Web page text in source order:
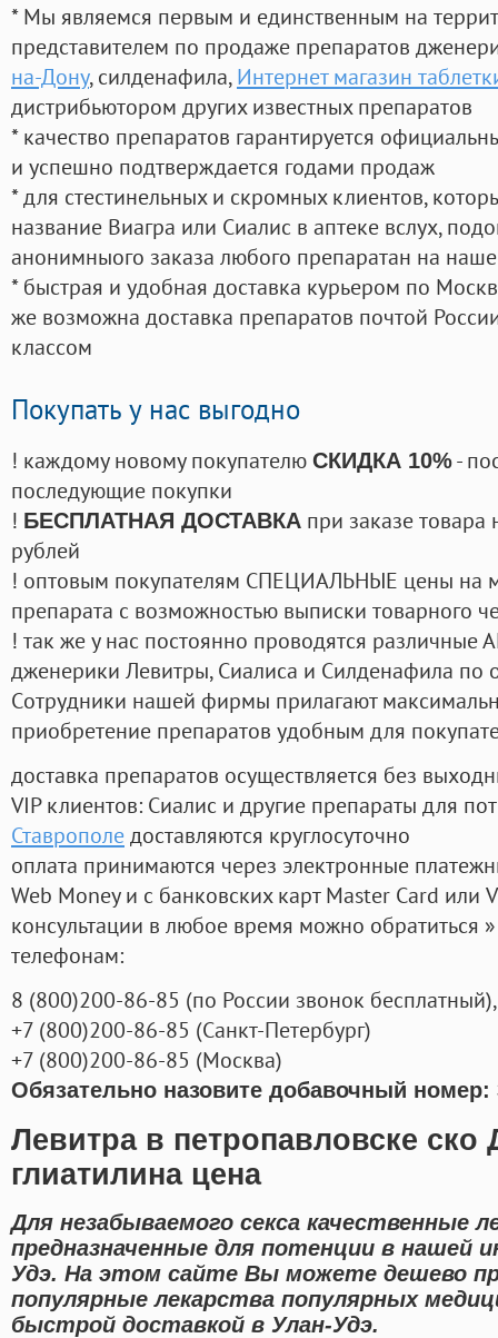
* Мы являемся первым и единственным на
представителем по продаже препаратов
на-Дону, силденафила, Интернет магазин
дистрибьютором других известных препаратов
* качество препаратов гарантируется
и успешно подтверждается годами продаж
* для стестинельных и скромных клиентов,
название Виагра или Сиалис в аптеке вслух,
анонимныого заказа любого препаратан на
* быстрая и удобная доставка курьером по
же возможна доставка препаратов почтой
классом
Покупать у нас выгодно
! каждому новому покупателю СКИДКА 10%-
последующие покупки
! БЕСПЛАТНАЯ ДОСТАВКА при заказе
рублей
! оптовым покупателям СПЕЦИАЛЬНЫЕ цены на
препарата с возможностью выписки товарного
! так же у нас постоянно проводятся
дженерики Левитры, Сиалиса и Силденафила по
Cотрудники нашей фирмы прилагают
приобретение препаратов удобным для
доставка препаратов осуществляется без
VIP клиентов: Сиалис и другие препараты для
Ставрополедоставляются круглосуточно
оплата принимаются через электронные
Web Money и с банковских карт Master Card или
консультации в любое время можно обратиться
телефонам:
8 (800)200-86-85 (по России звонок бесплатный),
+7 (800)200-86-85 (Санкт-Петербург)
+7 (800)200-86-85 (Москва)
Обязательно назовите добавочный номер:
Левитра в петропавловске ско
глиатилина цена
Для незабываемого секса качественные
предназначенные для потенции в нашей
Удэ. На этом сайте Вы можете дешево
популярные лекарства популярных
быстрой доставкой в Улан-Удэ.